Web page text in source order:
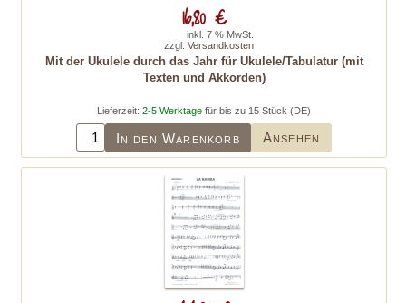
Mit der Ukulele durch das Jahr für Ukulele/Tabulatur (mit
Texten und Akkorden)
Lieferzeit: 2-5 Werktage für bis zu 15 Stück (DE)
In den Warenkorb Ansehen
16,80 €
inkl. 7 % MwSt.
zzgl. Versandkosten